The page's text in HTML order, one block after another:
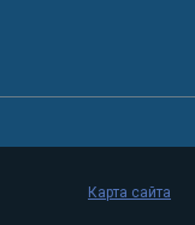
Карта сайта